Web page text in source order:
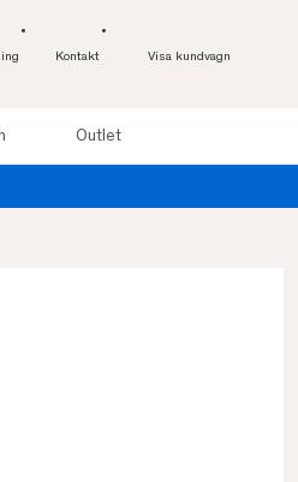
Kontakt Visa kundvagn
Outlet